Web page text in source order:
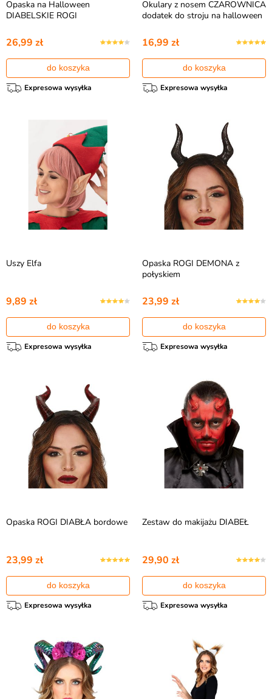
Opaska na Halloween
DIABELSKIE ROGI
26,99 zł
do koszyka
Expresowa wysyłka
Okulary z nosem CZAROWNICA
dodatek do stroju na halloween
16,99 zł
do koszyka
Expresowa wysyłka
Uszy Elfa
9,89 zł
do koszyka
Expresowa wysyłka
Opaska ROGI DEMONA z
połyskiem
23,99 zł
do koszyka
Expresowa wysyłka
Opaska ROGI DIABŁA bordowe
23,99 zł
do koszyka
Expresowa wysyłka
Zestaw do makijażu DIABEŁ
29,90 zł
do koszyka
Expresowa wysyłka